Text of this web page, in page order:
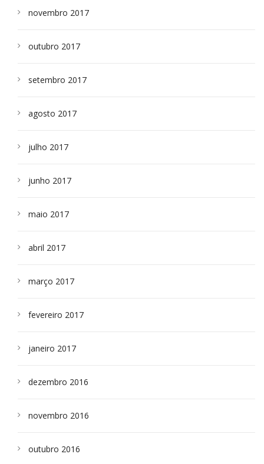
novembro 2017
outubro 2017
setembro 2017
agosto 2017
julho 2017
junho 2017
maio 2017
abril 2017
março 2017
fevereiro 2017
janeiro 2017
dezembro 2016
novembro 2016
outubro 2016